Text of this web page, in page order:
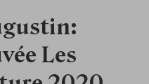
Les